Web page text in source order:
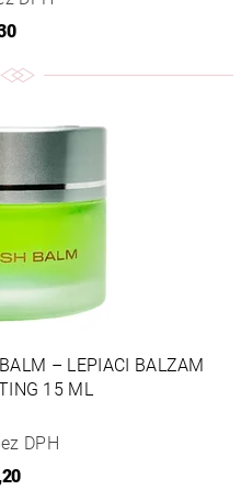
– LEPIACI BALZAM
15 ML
DPH